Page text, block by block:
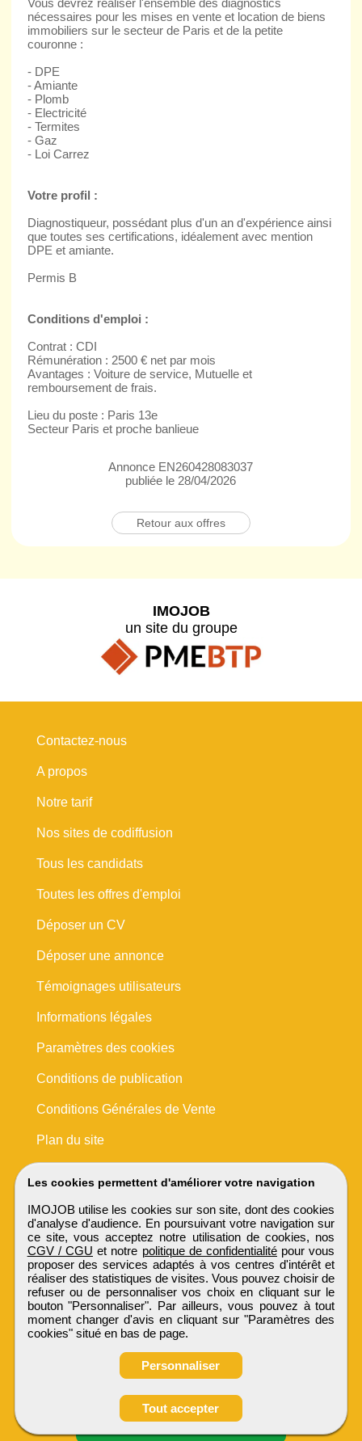
Candidature spontanée
nécessaires pour les mises en vente et location de biens
immobiliers sur le secteur de Paris et de la petite
couronne :
- DPE
- Amiante
- Plomb
- Electricité
- Termites
- Gaz
- Loi Carrez
Votre profil :
Diagnostiqueur, possédant plus d'un an d'expérience ainsi
que toutes ses certifications, idéalement avec mention
DPE et amiante.
Permis B
Conditions d'emploi :
Contrat : CDI
Rémunération : 2500 € net par mois
Avantages : Voiture de service, Mutuelle et
remboursement de frais.
Lieu du poste : Paris 13e
Secteur Paris et proche banlieue
Annonce EN260428083037
publiée le 28/04/2026
Retour aux offres
Les cookies permettent d'améliorer votre navigation
IMOJOB utilise les cookies sur son site, dont des cookies
d'analyse d'audience. En poursuivant votre navigation sur
ce site, vous acceptez notre utilisation de cookies, nos
CGV / CGU et notre politique de confidentialité pour vous
proposer des services adaptés à vos centres d'intérêt et
réaliser des statistiques de visites. Vous pouvez choisir de
refuser ou de personnaliser vos choix en cliquant sur le
bouton "Personnaliser". Par ailleurs, vous pouvez à tout
moment changer d'avis en cliquant sur "Paramètres des
cookies" situé en bas de page.
Personnaliser
Tout accepter
IMOJOB
un site du groupe
Contactez-nous
A propos
Notre tarif
Nos sites de codiffusion
Tous les candidats
Toutes les offres d'emploi
Déposer un CV
Déposer une annonce
Témoignages utilisateurs
Informations légales
Paramètres des cookies
Conditions de publication
Conditions Générales de Vente
Plan du site
IMOJOB
Tous droits réservés © 1999 - 2026